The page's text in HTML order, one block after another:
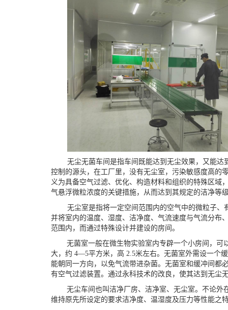
无尘无菌车间是指车间既能达到无尘效果，又能达
控制的源头，在工厂里，没有无尘室，污染敏感度高的
义为具备空气过滤、优化、构造材料和组织的特殊区域
气悬浮微粒浓度的关键措施，从而达到其规定的洁净等
无尘室是指将一定空间范围内的空气中的微粒子、
并将室内的温度、湿度、洁净度、气流速度与气流分布
范围内，而通过特殊设计并建设的房间。
无菌室一般在微生物实验室内专辟一个小房间，可
大，约 4—5平方米，高 2.5米左右。无菌室外需设一个
能朝同一方向，以免气流带进杂菌。无菌室和缓冲间都
有空气过滤装置。通过永科技术的改良，使其达到无尘
无尘车间也叫洁净厂房、洁净室、无尘室。不论外
维持原先所设定的要求洁净度、温湿度及压力等性能之